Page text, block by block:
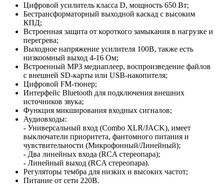
Цифровой усилитель класса D, мощность 650 Вт;
Бестрансформаторный выходной каскад с высоким
КПД;
Встроенная защита от короткого замыкания в нагрузке и
перегрева;
Выходное напряжение усилителя 100В, также есть
низкоомный выход 4-16 Ом;
Встроенный MP3 медиаплеер, воспроизведение файлов
с внешней SD-карты или USB-накопителя;
Цифровой FM-тюнер;
Интерфейс Bluetooth для подключения внешних
источников звука;
Функция микширования входных сигналов;
Аудиовходы:
- Универсальный вход (Combo XLR/JACK), имеет
выключатели приоритета, фантомного питания и
чувствительности (Микрофонный/Линейный);
- Два линейных входа (RCA стереопара);
- Линейный выход (RCA стереопара).
Регуляторы тембра для низких и высоких частот;
Питание от сети 220В.